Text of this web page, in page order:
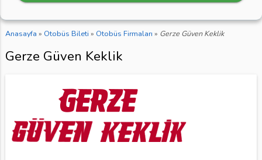
Anasayfa » Otobüs Bileti » Otobüs Firmaları » Gerze Güven Keklik
Gerze Güven Keklik